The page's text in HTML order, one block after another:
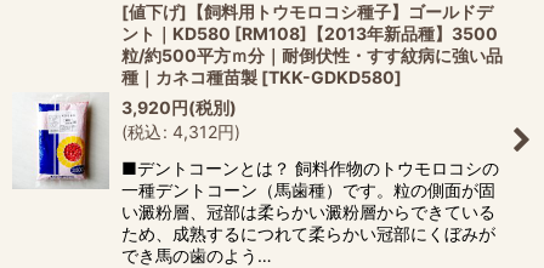
[値下げ]【飼料用トウモロコシ種子】ゴールドデ
ント｜KD580 [RM108]【2013年新品種】3500
粒/約500平方ｍ分｜耐倒伏性・すす紋病に強い品
種｜カネコ種苗製 [TKK-GDKD580]
3,920円(税別)
(税込: 4,312円)
■デントコーンとは？ 飼料作物のトウモロコシの
一種デントコーン（馬歯種）です。粒の側面が固
い澱粉層、冠部は柔らかい澱粉層からできている
ため、成熟するにつれて柔らかい冠部にくぼみが
でき馬の歯のよう…